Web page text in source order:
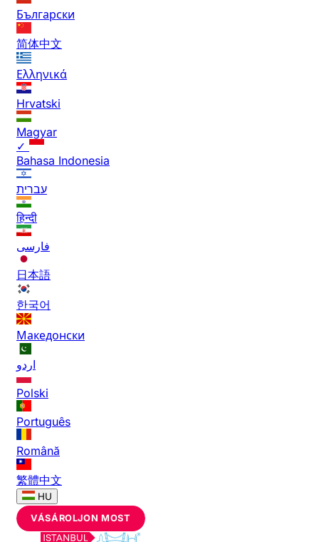
Български
简体中文
Ελληνικά
Hrvatski
Magyar
✓
Bahasa Indonesia
עברית
हिन्दी
فارسی
日本語
한국어
Македонски
اردو
Polski
Português
Română
繁體中文
HU
VÁSÁROLJON MOST